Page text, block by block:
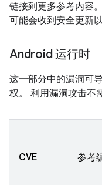
链接到更多参考内容
可能会收到安全更新
Android 运行时
这一部分中的漏洞可
权。 利用漏洞攻击不
CVE 参考